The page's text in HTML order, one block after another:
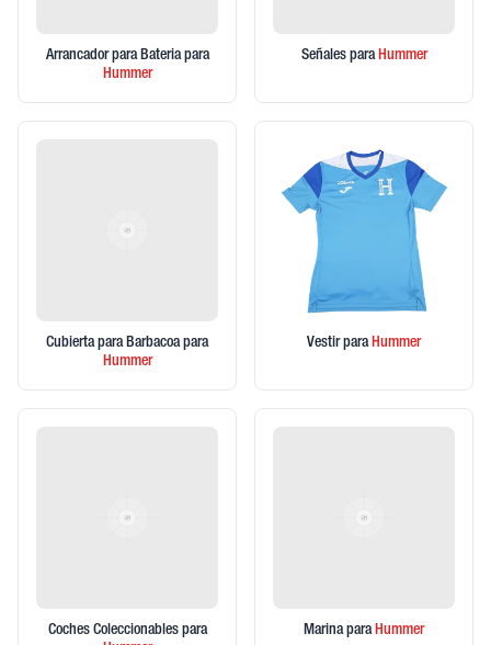
Arrancador para Bateria para
Hummer
Señales paraHummer
Cubierta para Barbacoa para
Hummer
Vestir paraHummer
Coches Coleccionables para
Marina paraHummer